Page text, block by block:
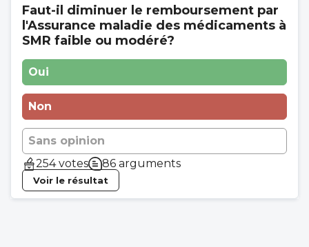
Faut-il diminuer le remboursement par
l'Assurance maladie des médicaments à
SMR faible ou modéré?
Oui
Non
Sans opinion
254 votes
86 arguments
Voir le résultat